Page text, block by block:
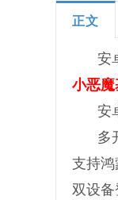
正文
安
小恶
安
多
支持
双设备